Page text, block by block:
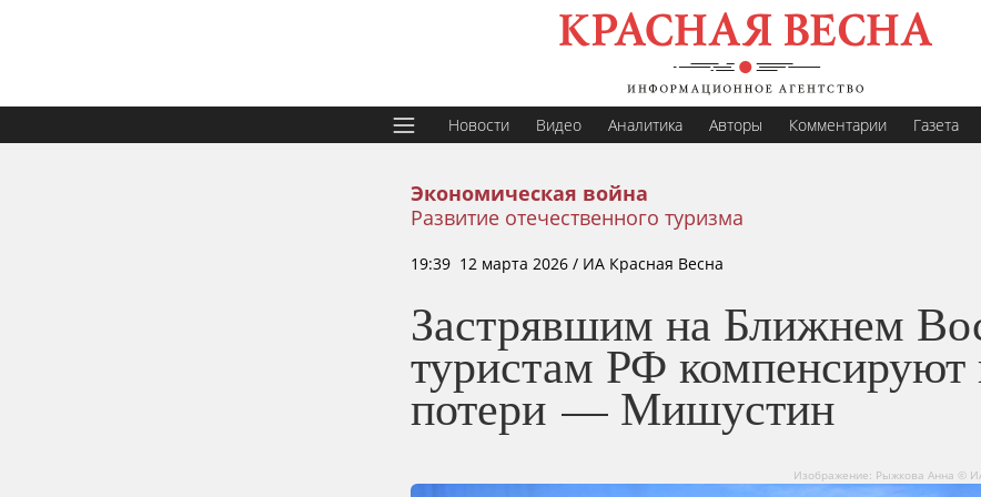
Новости Видео Аналитика Авторы Комментарии Газета
Экономическая война
Развитие отечественного туризма
19:39 12 марта 2026 / ИА Красная Весна
Застрявшим на Ближнем
туристам РФ компенсируют
потери — Мишустин
Изображение: Рыжкова Анна ©